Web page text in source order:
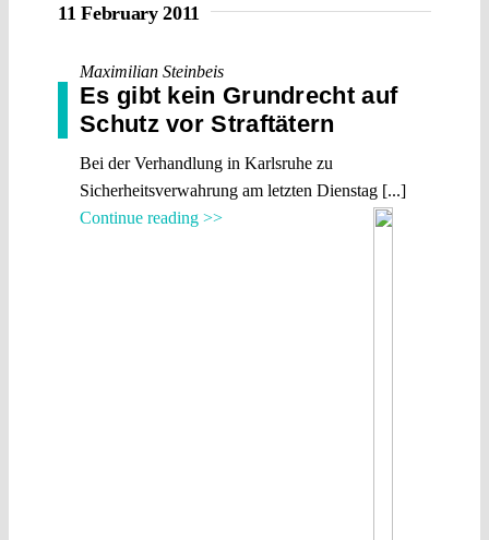
11 February 2011
Maximilian Steinbeis
Es gibt kein Grundrecht auf
Schutz vor Straftätern
Bei der Verhandlung in Karlsruhe zu
Sicherheitsverwahrung am letzten Dienstag [...]
Continue reading >>